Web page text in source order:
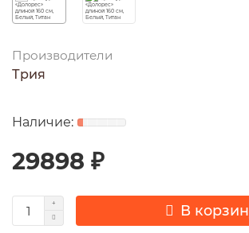
Производители
Трия
29898 ₽
В